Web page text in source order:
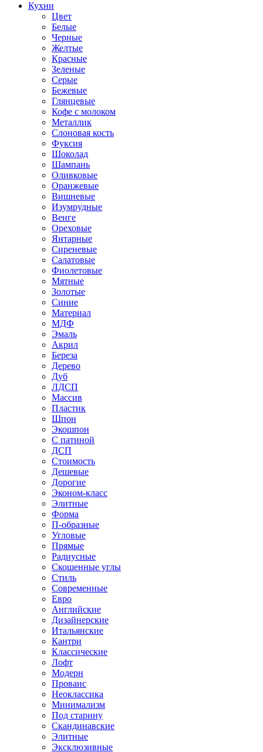
Кухни
Цвет
Белые
Черные
Желтые
Красные
Зеленые
Серые
Бежевые
Глянцевые
Кофе с молоком
Металлик
Слоновая кость
Фуксия
Шоколад
Шампань
Оливковые
Оранжевые
Вишневые
Изумрудные
Венге
Ореховые
Янтарные
Сиреневые
Салатовые
Фиолетовые
Мятные
Золотые
Синие
Материал
МДФ
Эмаль
Акрил
Береза
Дерево
Дуб
ЛДСП
Массив
Пластик
Шпон
Экошпон
С патиной
ДСП
Стоимость
Дешевые
Дорогие
Эконом-класс
Элитные
Форма
П-образные
Угловые
Прямые
Радиусные
Скошенные углы
Стиль
Современные
Евро
Английские
Дизайнерские
Итальянские
Кантри
Классические
Лофт
Модерн
Прованс
Неоклассика
Минимализм
Под старину
Скандинавские
Элитные
Эксклюзивные